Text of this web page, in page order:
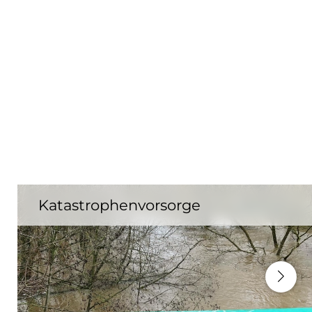
Katastrophenvorsorge